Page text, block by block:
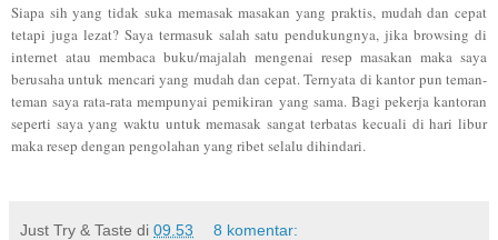
Siapa sih yang tidak suka memasak masakan yang praktis, mudah dan cepat
tetapi juga lezat? Saya termasuk salah satu pendukungnya, jika browsing di
internet atau membaca buku/majalah mengenai resep masakan maka saya
berusaha untuk mencari yang mudah dan cepat. Ternyata di kantor pun teman-
teman saya rata-rata mempunyai pemikiran yang sama. Bagi pekerja kantoran
seperti saya yang waktu untuk memasak sangat terbatas kecuali di hari libur
maka resep dengan pengolahan yang ribet selalu dihindari.
Just Try & Taste di 09.53 8 komentar: